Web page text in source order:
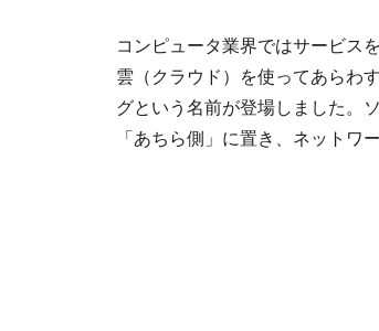
コンピュータ業界ではサービス
雲（クラウド）を使ってあらわ
グという名前が登場しました。
「あちら側」に置き、ネットワ